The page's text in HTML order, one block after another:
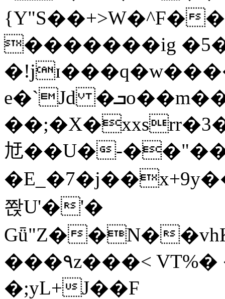
{Y"S��+>W�^F�
�������ig
e�`Jd �ܒo��m��1��d|
㝼��U�-
쫝U'�'�
Gǖ"Z��N�
���٩z���< VT%� �}z�XEu�<ं�Q!
�;yL+J��F